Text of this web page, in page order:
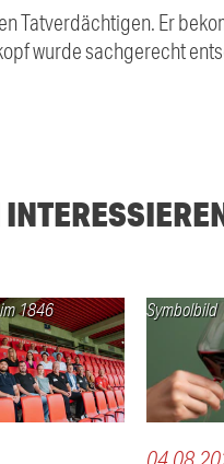
Tatverdächtigen. Er
wurde sachgerecht
1846 Symbolbild